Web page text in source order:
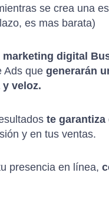
se crea una
es mas barata)
digital
Ads que generarán
veloz.
te garantiza
y en tus ventas.
presencia en línea,